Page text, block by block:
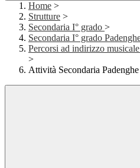
Home >
Strutture >
Secondaria I° grado >
Secondaria I° grado
Percorsi ad indirizzo
>
Attività Secondaria